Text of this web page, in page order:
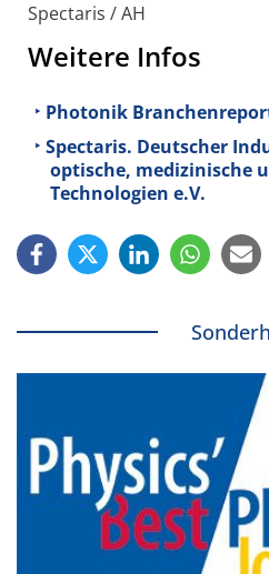
Spectaris / AH
Weitere Infos
Photonik
Spectaris. Deutscher
optische, medizinische
Technologien e.V.